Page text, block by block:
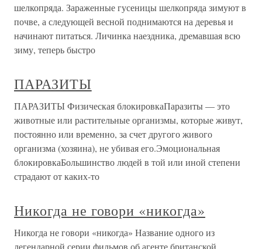
шелкопряда. Зараженные гусеницы шелкопряда зимуют в
почве, а следующей весной поднимаются на деревья и
начинают питаться. Личинка наездника, дремавшая всю
зиму, теперь быстро
ПАРАЗИТЫ
ПАРАЗИТЫ Физическая блокировкаПаразиты — это
животные или растительные организмы, которые живут,
постоянно или временно, за счет другого живого
организма (хозяина), не убивая его.Эмоциональная
блокировкаБольшинство людей в той или иной степени
страдают от каких-то
Никогда не говори «никогда»
Никогда не говори «никогда» Название одного из
легендарной серии фильмов об агенте британской